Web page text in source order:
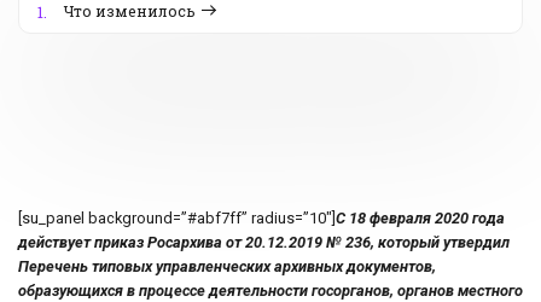
1. Что изменилось
[su_panel background=”#abf7ff” radius=”10″] С 18 февраля 2020 года
действует приказ Росархива от 20.12.2019 № 236, который утвердил
Перечень типовых управленческих архивных документов,
образующихся в процессе деятельности госорганов, органов местного